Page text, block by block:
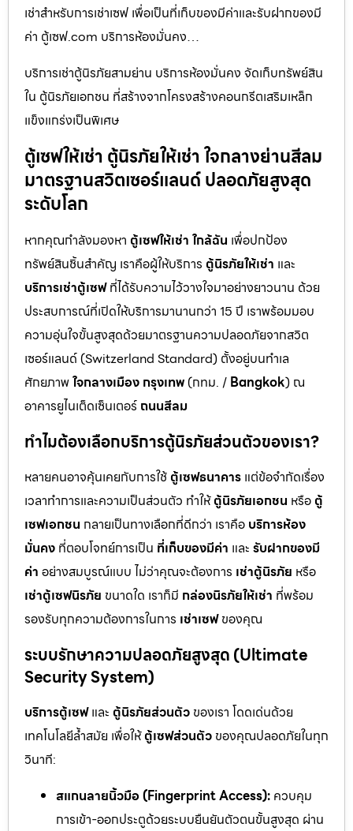
เช่าสำหรับการเช่าเซฟ เพื่อเป็นที่เก็บของมีค่าและรับฝากของมี
ค่า ตู้เซฟ.com บริการห้องมั่นคง…
บริการเช่าตู้นิรภัยสามย่าน บริการห้องมั่นคง จัดเก็บทรัพย์สิน
ใน ตู้นิรภัยเอกชน ที่สร้างจากโครงสร้างคอนกรีตเสริมเหล็ก
แข็งแกร่งเป็นพิเศษ
ตู้เซฟให้เช่า ตู้นิรภัยให้เช่า ใจกลางย่านสีลม
มาตรฐานสวิตเซอร์แลนด์ ปลอดภัยสูงสุด
ระดับโลก
หากคุณกำลังมองหา ตู้เซฟให้เช่า ใกล้ฉัน เพื่อปกป้อง
ทรัพย์สินชิ้นสำคัญ เราคือผู้ให้บริการ ตู้นิรภัยให้เช่า และ
บริการเช่าตู้เซฟที่ได้รับความไว้วางใจมาอย่างยาวนาน ด้วย
ประสบการณ์ที่เปิดให้บริการมานานกว่า 15 ปี เราพร้อมมอบ
ความอุ่นใจขั้นสูงสุดด้วยมาตรฐานความปลอดภัยจากสวิต
เซอร์แลนด์ (Switzerland Standard) ตั้งอยู่บนทำเล
ศักยภาพใจกลางเมือง กรุงเทพ(กทม. / Bangkok) ณ
อาคารยูไนเต็ดเซ็นเตอร์ ถนนสีลม
ทำไมต้องเลือกบริการตู้นิรภัยส่วนตัวของเรา?
หลายคนอาจคุ้นเคยกับการใช้ ตู้เซฟธนาคาร แต่ข้อจำกัดเรื่อง
เวลาทำการและความเป็นส่วนตัว ทำให้ตู้นิรภัยเอกชน หรือ ตู้
เซฟเอกชน กลายเป็นทางเลือกที่ดีกว่า เราคือ บริการห้อง
มั่นคง ที่ตอบโจทย์การเป็น ที่เก็บของมีค่า และ รับฝากของมี
ค่า อย่างสมบูรณ์แบบ ไม่ว่าคุณจะต้องการ เช่าตู้นิรภัย หรือ
เช่าตู้เซฟนิรภัย ขนาดใด เราก็มี กล่องนิรภัยให้เช่า ที่พร้อม
รองรับทุกความต้องการในการ เช่าเซฟของคุณ
ระบบรักษาความปลอดภัยสูงสุด (Ultimate
Security System)
บริการตู้เซฟและ ตู้นิรภัยส่วนตัว ของเรา โดดเด่นด้วย
เทคโนโลยีล้ำสมัย เพื่อให้ตู้เซฟส่วนตัว ของคุณปลอดภัยในทุก
วินาที:
สแกนลายนิ้วมือ (Fingerprint Access): ควบคุม
การเข้า-ออกประตูด้วยระบบยืนยันตัวตนขั้นสูงสุด ผ่าน